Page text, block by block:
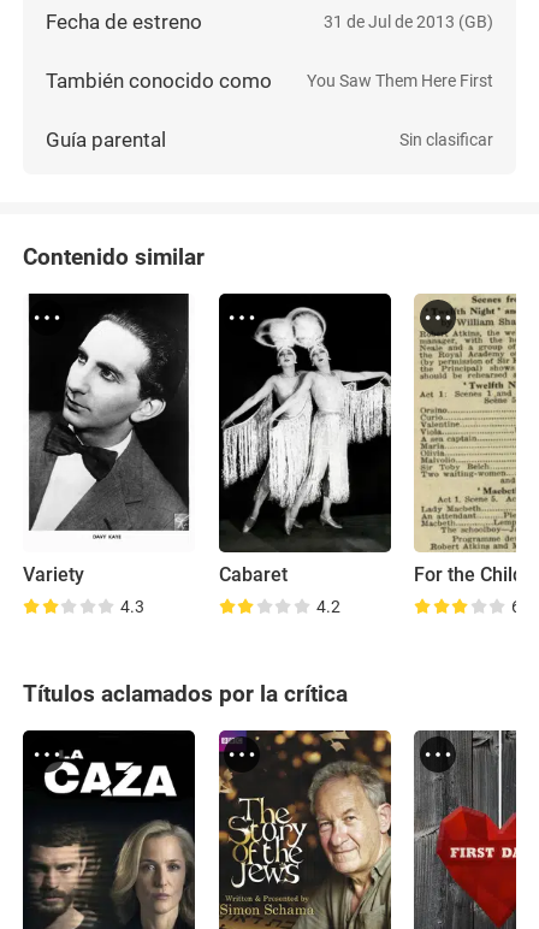
Fecha de estreno 31 de Jul de 2013 (GB)
También conocido como You Saw Them Here First
Guía parental Sin clasificar
Contenido similar
Variety
4.3
Cabaret
4.2
For the
6.2
Títulos aclamados por la crítica